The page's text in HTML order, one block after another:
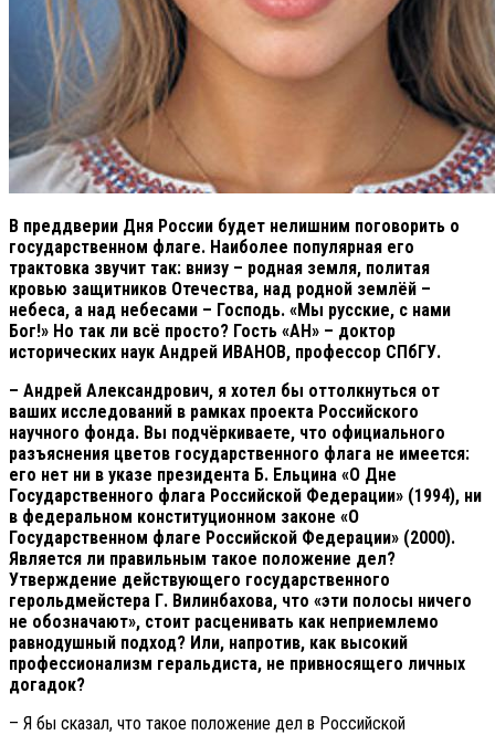
В преддверии Дня России будет нелишним поговорить о
государственном флаге. Наиболее популярная его
трактовка звучит так: внизу – родная земля, политая
кровью защитников Отечества, над родной землёй –
небеса, а над небесами – Господь. «Мы русские, с нами
Бог!» Но так ли всё просто? Гость «АН» – доктор
исторических наук Андрей ИВАНОВ, профессор СПбГУ.
– Андрей Александрович, я хотел бы оттолкнуться от
ваших исследований в рамках проекта Российского
научного фонда. Вы подчёркиваете, что официального
разъяснения цветов государственного флага не имеется:
его нет ни в указе президента Б. Ельцина «О Дне
Государственного флага Российской Федерации» (1994), ни
в федеральном конституционном законе «О
Государственном флаге Российской Федерации» (2000).
Является ли правильным такое положение дел?
Утверждение действующего государственного
герольдмейстера Г. Вилинбахова, что «эти полосы ничего
не обозначают», стоит расценивать как неприемлемо
равнодушный подход? Или, напротив, как высокий
профессионализм геральдиста, не привносящего личных
догадок?
– Я бы сказал, что такое положение дел в Российской